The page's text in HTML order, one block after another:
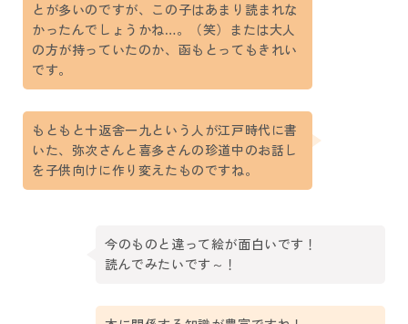
とが多いのですが、この子はあまり読まれな
かったんでしょうかね…。（笑）または大人
の方が持っていたのか、函もとってもきれい
です。
もともと十返舎一九という人が江戸時代に書
いた、弥次さんと喜多さんの珍道中のお話し
を子供向けに作り変えたものですね。
今のものと違って絵が面白いです！
読んでみたいです～！